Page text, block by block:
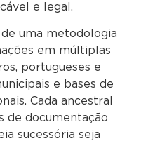
e legal.
uma metodologia
em múltiplas
portugueses e
e bases de
Cada ancestral
de documentação
sucessória seja